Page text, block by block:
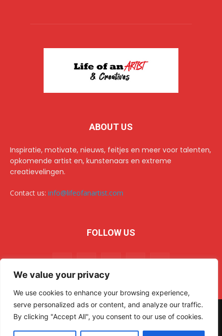
We value your privacy
We use cookies to enhance your browsing experience,
serve personalized ads or content, and analyze our traffic.
By clicking "Accept All", you consent to our use of cookies.
ABOUT US
Inspiratie, motivate, nieuws, feitjes en meer voor talenten,
opkomende artist en, kunstenaars en extreme
creatievelingen.
Contact us: info@lifeofanartist.com
FOLLOW US
© 2024 Life of an Artist. All rights reserved.
Home Over/about us